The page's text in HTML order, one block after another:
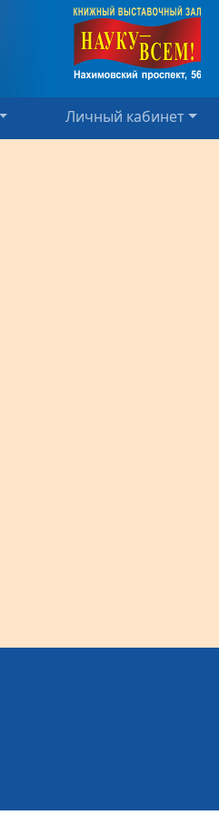
Личный кабинет